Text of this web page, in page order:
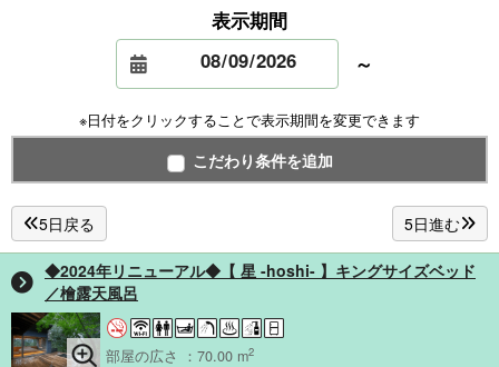
表示期間
～
※日付をクリックすることで表示期間を変更できます
こだわり条件を追加
5日戻る 5日進む
◆2024年リニューアル◆【 星 -hoshi- 】キングサイズベッド
／檜露天風呂
部屋の広さ ：70.00 m2